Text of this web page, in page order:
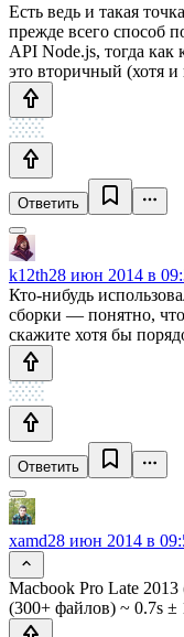
Есть ведь и такая
прежде всего способ
API Node.js, тогда
это вторичный (хотя
Ответить
k12th28 июн 2014 в
Кто-нибудь
сборки — понятно,
скажите хотя бы
Ответить
xamd28 июн 2014 в
Macbook Pro Late 2013
(300+ файлов) ~ 0.7s ±